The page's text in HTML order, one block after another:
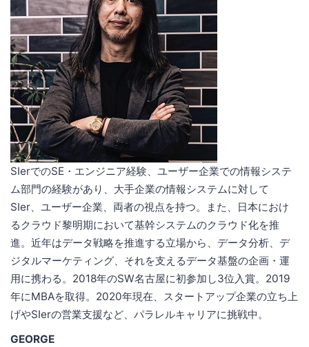
SIerでのSE・エンジニア経験、ユーザー企業での情報システ
ム部門の経験があり、大手企業の情報システムに対して
SIer、ユーザー企業、両者の視点を持つ。また、日本におけ
るクラウド黎明期において基幹システムのクラウド化を推
進。近年はデータ戦略を推進する立場から、データ分析、デ
ジタルマーケティング、それを支えるデータ基盤の企画・運
用に携わる。2018年のSW名古屋に初参加し3位入賞。2019
年にMBAを取得。2020年現在、スタートアップ企業の立ち上
げやSIerの営業支援など、パラレルキャリアに挑戦中。
GEORGE